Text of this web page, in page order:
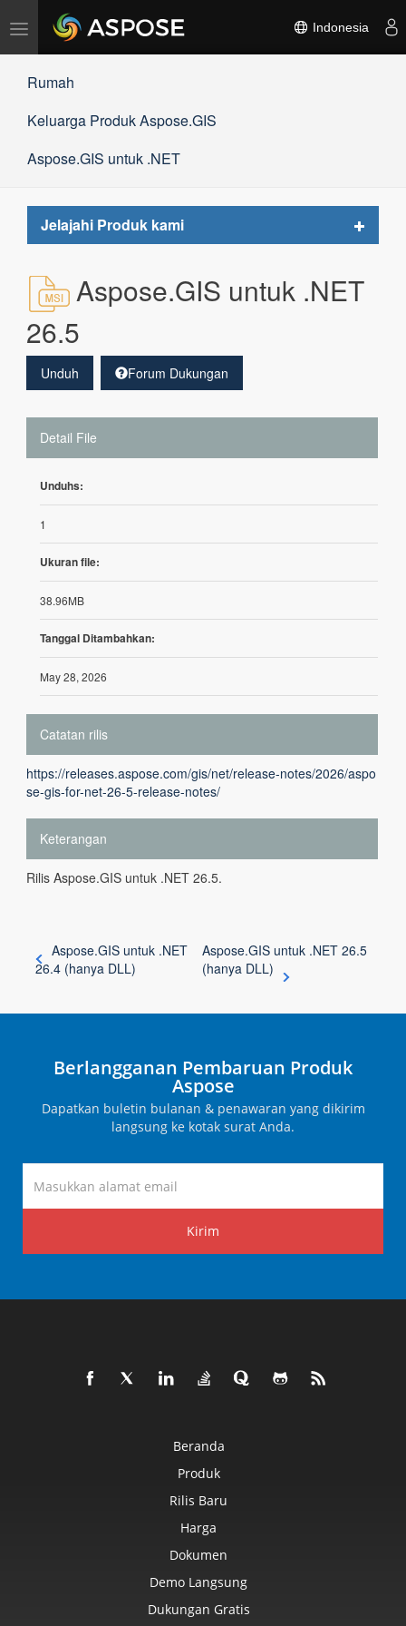
Alihkan
navigasi
Indonesia
Rumah
Keluarga Produk Aspose.GIS
Aspose.GIS untuk .NET
Jelajahi Produk kami
Toggle
Aspose.GIS untuk .NET
26.5
Unduh Forum Dukungan
Detail File
Unduhs:
1
Ukuran file:
38.96MB
Tanggal Ditambahkan:
May 28, 2026
Catatan rilis
https://releases.aspose.com/gis/net/release-notes/2026/aspo
se-gis-for-net-26-5-release-notes/
Keterangan
Rilis Aspose.GIS untuk .NET 26.5.
Aspose.GIS untuk .NET
26.4 (hanya DLL)
Aspose.GIS untuk .NET 26.5
(hanya DLL)
Berlangganan Pembaruan Produk
Aspose
Dapatkan buletin bulanan & penawaran yang dikirim
langsung ke kotak surat Anda.
Kirim
Beranda
Produk
Rilis Baru
Harga
Dokumen
Demo Langsung
Dukungan Gratis